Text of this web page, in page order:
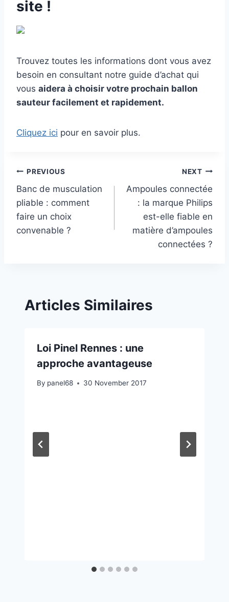
site !
Trouvez toutes les informations dont vous avez
besoin en consultant notre guide d’achat qui
vous aidera à choisir votre prochain ballon
sauteur facilement et rapidement.
Cliquez ici pour en savoir plus.
Post
navigation
PREVIOUS
Banc de musculation
pliable : comment
faire un choix
convenable ?
NEXT
Ampoules connectée
: la marque Philips
est-elle fiable en
matière d’ampoules
connectées ?
Articles Similaires
Loi Pinel Rennes : une
approche avantageuse
By panel68 30 November 2017